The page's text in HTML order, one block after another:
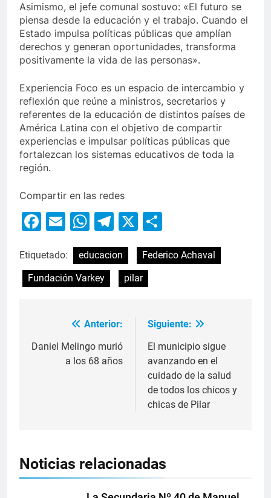
Asimismo, el jefe comunal sostuvo: «El futuro se
piensa desde la educación y el trabajo. Cuando el
Estado impulsa políticas públicas que amplían
derechos y generan oportunidades, transforma
positivamente la vida de las personas».
Experiencia Foco es un espacio de intercambio y
reflexión que reúne a ministros, secretarios y
referentes de la educación de distintos países de
América Latina con el objetivo de compartir
experiencias e impulsar políticas públicas que
fortalezcan los sistemas educativos de toda la
región.
Compartir en las redes
Facebook
EmailWhatsApp
Telegram
X
Etiquetado: educacion
Federico Achaval
Fundación Varkey
pilar
Anterior:
Daniel Melingo murió
a los 68 años
Siguiente:
El municipio sigue
avanzando en el
cuidado de la salud
de todos los chicos y
chicas de Pilar
Noticias relacionadas